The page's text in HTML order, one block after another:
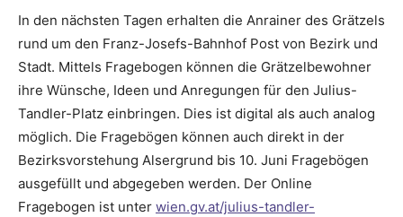
In den nächsten Tagen erhalten die Anrainer des Grätzels
rund um den Franz-Josefs-Bahnhof Post von Bezirk und
Stadt. Mittels Fragebogen können die Grätzelbewohner
ihre Wünsche, Ideen und Anregungen für den Julius-
Tandler-Platz einbringen. Dies ist digital als auch analog
möglich. Die Fragebögen können auch direkt in der
Bezirksvorstehung Alsergrund bis 10. Juni Fragebögen
ausgefüllt und abgegeben werden. Der Online
Fragebogen ist unter wien.gv.at/julius-tandler-